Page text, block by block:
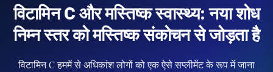
विटामिन C और मस्तिष्क स्वास्थ्य: नया शोध
निम्न स्तर को मस्तिष्क संकोचन से जोड़ता है
विटामिन C हममें से अधिकांश लोगों को एक ऐसे सप्लीमेंट के रूप में जाना